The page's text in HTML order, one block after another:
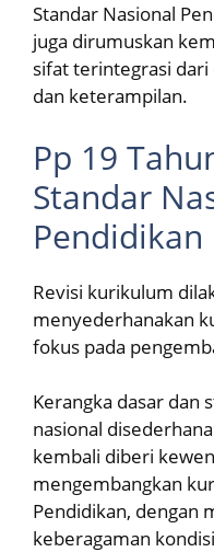
Standar Nasional
juga dirumuskan
sifat terintegrasi dari
dan keterampilan.
Pp 19
Standar
Pendidikan
Revisi kurikulum
menyederhanakan
fokus pada
Kerangka dasar
nasional
kembali diberi
mengembangkan
Pendidikan, dengan
keberagaman